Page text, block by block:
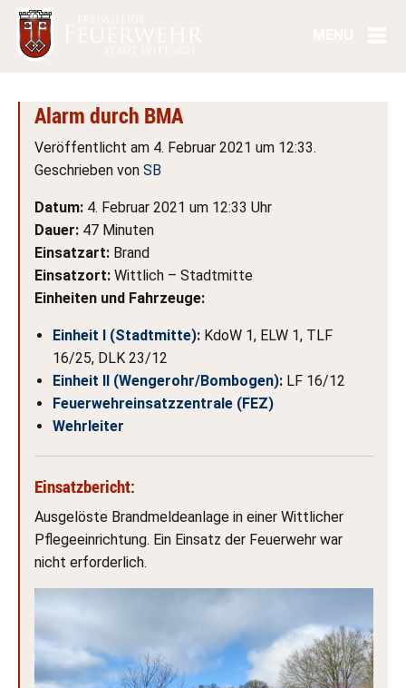
Alarm durch BMA
Veröffentlicht am 4. Februar 2021 um 12:33.
Geschrieben von SB
Datum: 4. Februar 2021 um 12:33 Uhr
Dauer: 47 Minuten
Einsatzart: Brand
Einsatzort: Wittlich – Stadtmitte
Einheiten und Fahrzeuge:
Einheit I (Stadtmitte): KdoW 1, ELW 1, TLF
16/25, DLK 23/12
Einheit II (Wengerohr/Bombogen): LF 16/12
Feuerwehreinsatzzentrale (FEZ)
Wehrleiter
Einsatzbericht:
Ausgelöste Brandmeldeanlage in einer Wittlicher
Pflegeeinrichtung. Ein Einsatz der Feuerwehr war
nicht erforderlich.